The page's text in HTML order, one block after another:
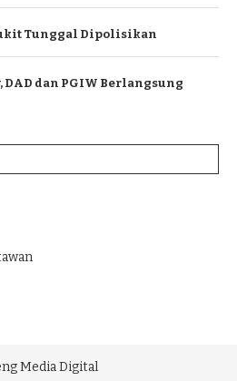
Tunggal Dipolisikan
DAD dan PGIW Berlangsung
Media Digital